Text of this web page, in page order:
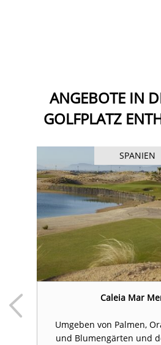
ANGEBOTE IN
GOLFPLATZ
SPANIEN
Caleia Mar
Umgeben von Palmen,
und Blumengärten und